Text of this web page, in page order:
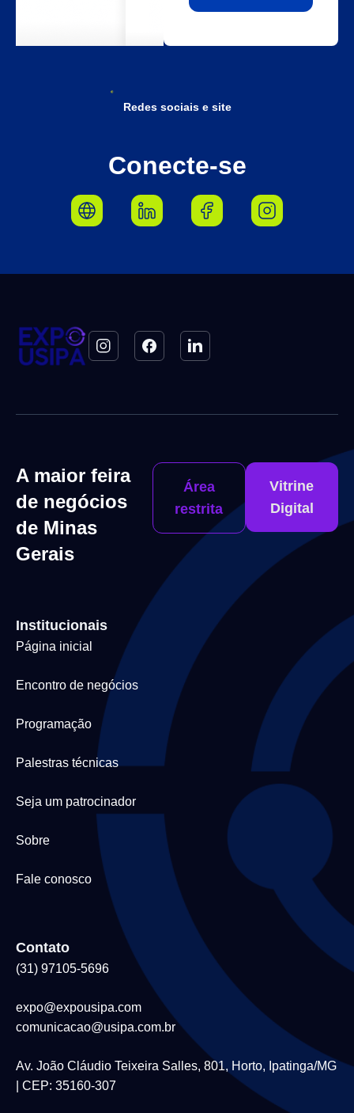
Redes sociais e site
Conecte-se
A maior feira
de negócios
de Minas
Gerais
Área
restrita
Vitrine
Digital
Institucionais
Página inicial
Encontro de negócios
Programação
Palestras técnicas
Seja um patrocinador
Sobre
Fale conosco
Contato
(31) 97105-5696
expo@expousipa.com
comunicacao@usipa.com.br
Av. João Cláudio Teixeira Salles, 801, Horto, Ipatinga/MG
| CEP: 35160-307